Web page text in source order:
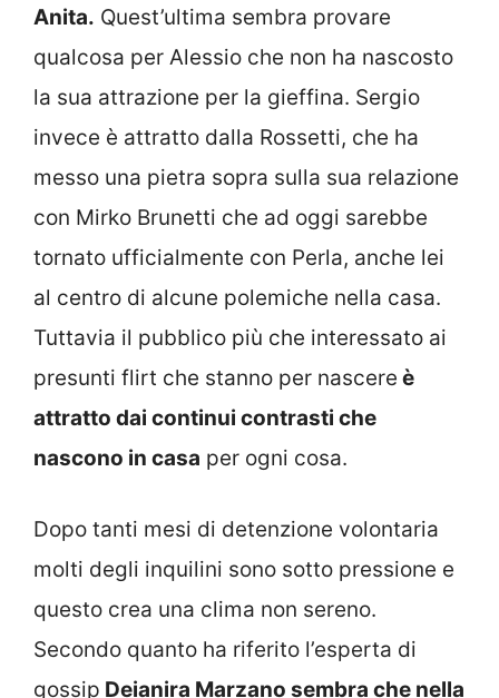
Anita. Quest’ultima sembra provare
qualcosa per Alessio che non ha nascosto
la sua attrazione per la gieffina. Sergio
invece è attratto dalla Rossetti, che ha
messo una pietra sopra sulla sua relazione
con Mirko Brunetti che ad oggi sarebbe
tornato ufficialmente con Perla, anche lei
al centro di alcune polemiche nella casa.
Tuttavia il pubblico più che interessato ai
presunti flirt che stanno per nascere è
attratto dai continui contrasti che
nascono in casa per ogni cosa.
Dopo tanti mesi di detenzione volontaria
molti degli inquilini sono sotto pressione e
questo crea una clima non sereno.
Secondo quanto ha riferito l’esperta di
gossip Deianira Marzano sembra che nella